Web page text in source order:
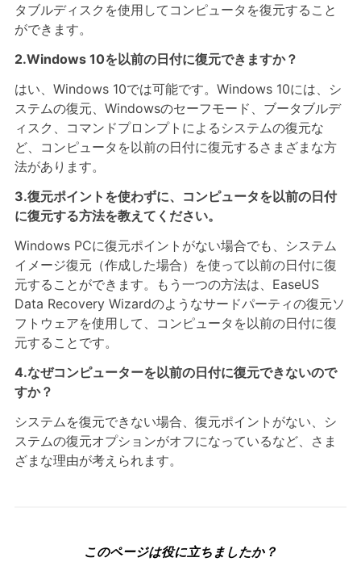
タブルディスクを使用してコンピュータを復元すること
ができます。
2.Windows 10を以前の日付に復元できますか？
はい、Windows 10では可能です。Windows 10には、シ
ステムの復元、Windowsのセーフモード、ブータブルデ
ィスク、コマンドプロンプトによるシステムの復元な
ど、コンピュータを以前の日付に復元するさまざまな方
法があります。
3.復元ポイントを使わずに、コンピュータを以前の日付
に復元する方法を教えてください。
Windows PCに復元ポイントがない場合でも、システム
イメージ復元（作成した場合）を使って以前の日付に復
元することができます。もう一つの方法は、EaseUS
Data Recovery Wizardのようなサードパーティの復元ソ
フトウェアを使用して、コンピュータを以前の日付に復
元することです。
4.なぜコンピューターを以前の日付に復元できないので
すか？
システムを復元できない場合、復元ポイントがない、シ
ステムの復元オプションがオフになっているなど、さま
ざまな理由が考えられます。
このページは役に立ちましたか？